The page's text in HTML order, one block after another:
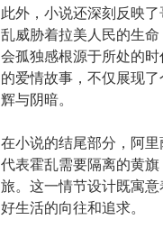
此外，小说还深刻反映
乱威胁着拉美人民的生
会孤独感根源于所处的
的爱情故事，不仅展现
辉与阴暗。
在小说的结尾部分，阿
代表霍乱需要隔离的黄
旅。这一情节设计既寓
好生活的向往和追求。